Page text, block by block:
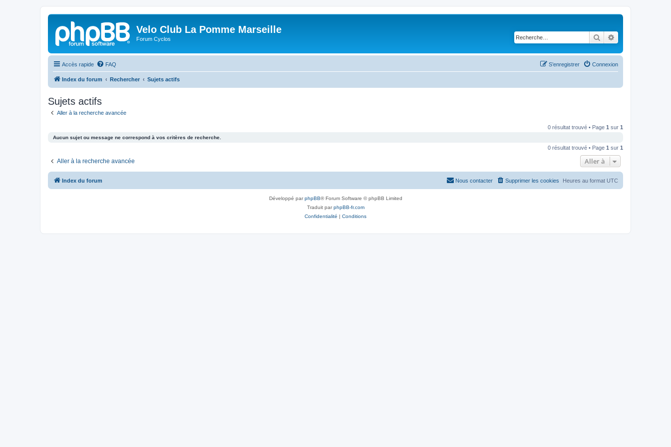
Velo Club La Pomme Marseille
Forum Cyclos Rechercher
Accès rapide FAQ Connexion
S’enregistrer
Index du forum Rechercher Sujets actifs
Sujets actifs
Aller à la recherche avancée
0 résultat trouvé • Page 1 sur 1
Aucun sujet ou message ne correspond à vos critères de recherche.
0 résultat trouvé • Page 1 sur 1
Aller à la recherche avancée Aller à
Index du forum Heures au format UTC
Supprimer les cookies
Nous contacter
Développé parphpBB® Forum Software © phpBB Limited
Traduit parphpBB-fr.com
Confidentialité | Conditions